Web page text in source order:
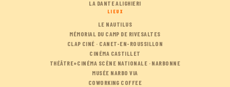
LA DANTE ALIGHIERI
LIEUX
LE NAUTILUS
MÉMORIAL DU CAMP DE RIVESALTES
CLAP CINÉ · CANET-EN-ROUSSILLON
CINÉMA CASTILLET
THÉÂTRE+CINÉMA SCÈNE NATIONALE · NARBONNE
MUSÉE NARBO VIA
COWORKING COFFEE